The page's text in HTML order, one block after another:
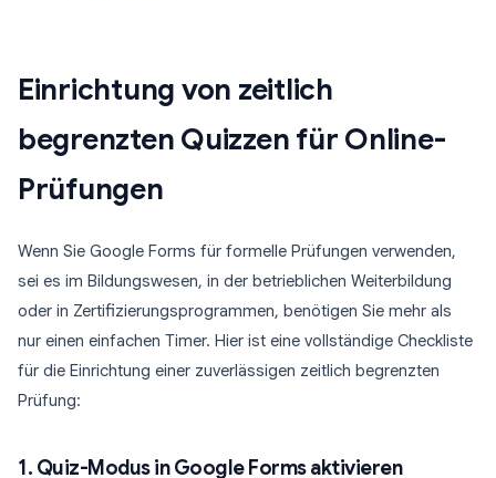
Einrichtung von zeitlich
begrenzten Quizzen für Online-
Prüfungen
Wenn Sie Google Forms für formelle Prüfungen verwenden,
sei es im Bildungswesen, in der betrieblichen Weiterbildung
oder in Zertifizierungsprogrammen, benötigen Sie mehr als
nur einen einfachen Timer. Hier ist eine vollständige Checkliste
für die Einrichtung einer zuverlässigen zeitlich begrenzten
Prüfung:
1. Quiz-Modus in Google Forms aktivieren